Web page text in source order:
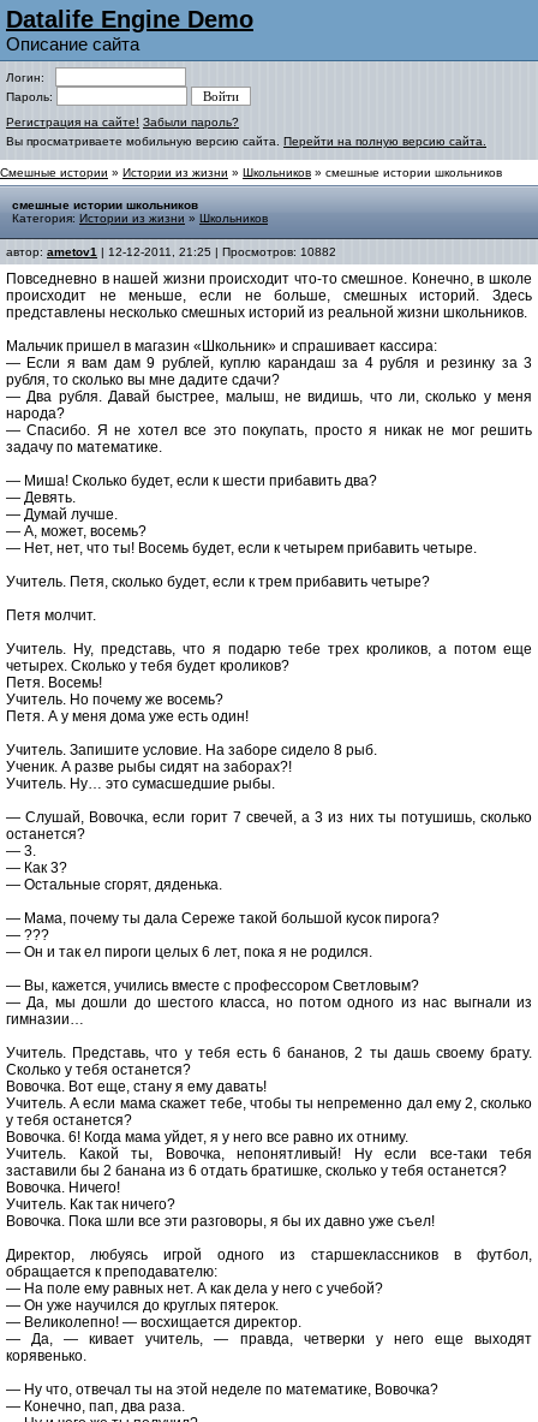
Datalife Engine Demo
Описание сайта
Логин:
Пароль:
Регистрация на сайте! Забыли пароль?
Вы просматриваете мобильную версию сайта. Перейти на полную версию сайта.
Смешные истории » Истории из жизни » Школьников » смешные истории школьников
смешные истории школьников
Категория: Истории из жизни » Школьников
автор: ametov1 | 12-12-2011, 21:25 | Просмотров: 10882
Повседневно в нашей жизни происходит что-то смешное. Конечно, в школе
происходит не меньше, если не больше, смешных историй. Здесь
представлены несколько смешных историй из реальной жизни школьников.
Мальчик пришел в магазин «Школьник» и спрашивает кассира:
— Если я вам дам 9 рублей, куплю карандаш за 4 рубля и резинку за 3
рубля, то сколько вы мне дадите сдачи?
— Два рубля. Давай быстрее, малыш, не видишь, что ли, сколько у меня
народа?
— Спасибо. Я не хотел все это покупать, просто я никак не мог решить
задачу по математике.
— Миша! Сколько будет, если к шести прибавить два?
— Девять.
— Думай лучше.
— А, может, восемь?
— Нет, нет, что ты! Восемь будет, если к четырем прибавить четыре.
Учитель. Петя, сколько будет, если к трем прибавить четыре?
Петя молчит.
Учитель. Ну, представь, что я подарю тебе трех кроликов, а потом еще
четырех. Сколько у тебя будет кроликов?
Петя. Восемь!
Учитель. Но почему же восемь?
Петя. А у меня дома уже есть один!
Учитель. Запишите условие. На заборе сидело 8 рыб.
Ученик. А разве рыбы сидят на заборах?!
Учитель. Ну… это сумасшедшие рыбы.
— Слушай, Вовочка, если горит 7 свечей, а 3 из них ты потушишь, сколько
останется?
— 3.
— Как 3?
— Остальные сгорят, дяденька.
— Мама, почему ты дала Сереже такой большой кусок пирога?
— ???
— Он и так ел пироги целых 6 лет, пока я не родился.
— Вы, кажется, учились вместе с профессором Светловым?
— Да, мы дошли до шестого класса, но потом одного из нас выгнали из
гимназии…
Учитель. Представь, что у тебя есть 6 бананов, 2 ты дашь своему брату.
Сколько у тебя останется?
Вовочка. Вот еще, стану я ему давать!
Учитель. А если мама скажет тебе, чтобы ты непременно дал ему 2, сколько
у тебя останется?
Вовочка. 6! Когда мама уйдет, я у него все равно их отниму.
Учитель. Какой ты, Вовочка, непонятливый! Ну если все-таки тебя
заставили бы 2 банана из 6 отдать братишке, сколько у тебя останется?
Вовочка. Ничего!
Учитель. Как так ничего?
Вовочка. Пока шли все эти разговоры, я бы их давно уже съел!
Директор, любуясь игрой одного из старшеклассников в футбол,
обращается к преподавателю:
— На поле ему равных нет. А как дела у него с учебой?
— Он уже научился до круглых пятерок.
— Великолепно! — восхищается директор.
— Да, — кивает учитель, — правда, четверки у него еще выходят
корявенько.
— Ну что, отвечал ты на этой неделе по математике, Вовочка?
— Конечно, пап, два раза.